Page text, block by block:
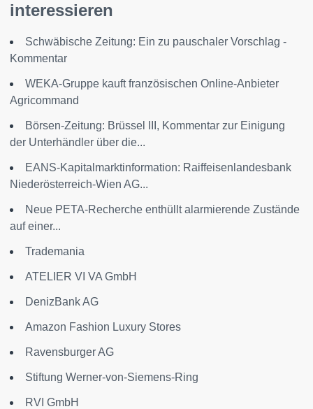
interessieren
Schwäbische Zeitung: Ein zu pauschaler Vorschlag -
Kommentar
WEKA-Gruppe kauft französischen Online-Anbieter
Agricommand
Börsen-Zeitung: Brüssel III, Kommentar zur Einigung
der Unterhändler über die...
EANS-Kapitalmarktinformation: Raiffeisenlandesbank
Niederösterreich-Wien AG...
Neue PETA-Recherche enthüllt alarmierende Zustände
auf einer...
Trademania
ATELIER VI VA GmbH
DenizBank AG
Amazon Fashion Luxury Stores
Ravensburger AG
Stiftung Werner-von-Siemens-Ring
RVI GmbH